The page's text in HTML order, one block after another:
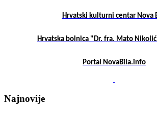
Hrvatski kulturni centar Nova
Hrvatska bolnica "Dr. fra. Mato
Portal NovaBila.info
Najnovije